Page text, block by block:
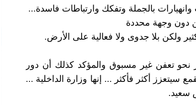
بالجملة وتفكك وارتباطات فاسدة...
دون وجهة محددة
ولكن بلا جدوى ولا فعالية على الأرض.
نحو تعفن غير مسبوق والمؤكد كذلك أن دور
سيتعزز أكثر فأكثر ... إنها وزارة الداخلية ...
سعيد.